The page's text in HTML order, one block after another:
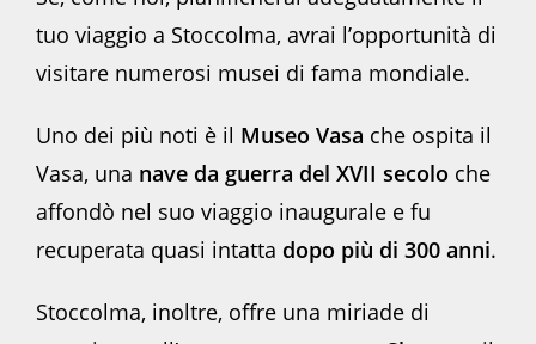
tuo viaggio a Stoccolma, avrai l’opportunità di
visitare numerosi musei di fama mondiale.
Uno dei più noti è il Museo Vasa che ospita il
Vasa, una nave da guerra del XVII secolo che
affondò nel suo viaggio inaugurale e fu
recuperata quasi intatta dopo più di 300 anni.
Stoccolma, inoltre, offre una miriade di